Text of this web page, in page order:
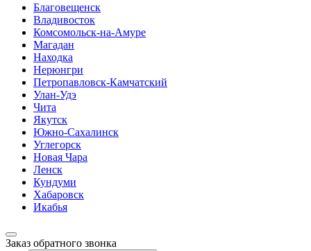
Благовещенск
Владивосток
Комсомольск-на-Амуре
Магадан
Находка
Нерюнгри
Петропавловск-Камчатский
Улан-Удэ
Чита
Якутск
Южно-Сахалинск
Углегорск
Новая Чара
Ленск
Кундуми
Хабаровск
Икабья
Заказ обратного звонка